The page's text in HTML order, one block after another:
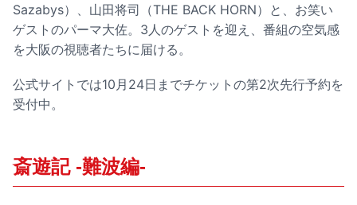
Sazabys）、山田将司（THE BACK HORN）と、お笑い
ゲストのパーマ大佐。3人のゲストを迎え、番組の空気感
を大阪の視聴者たちに届ける。
公式サイトでは10月24日までチケットの第2次先行予約を
受付中。
斎遊記 -難波編-